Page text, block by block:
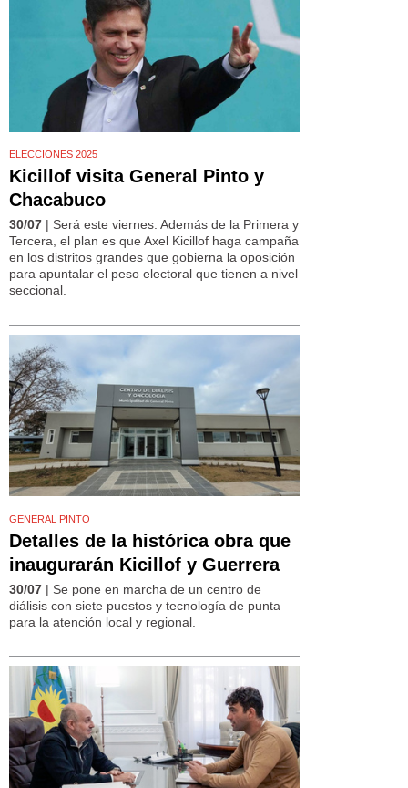
ELECCIONES 2025
Kicillof visita General Pinto y
Chacabuco
30/07 | Será este viernes. Además de la Primera y
Tercera, el plan es que Axel Kicillof haga campaña
en los distritos grandes que gobierna la oposición
para apuntalar el peso electoral que tienen a nivel
seccional.
GENERAL PINTO
Detalles de la histórica obra que
inaugurarán Kicillof y Guerrera
30/07 | Se pone en marcha de un centro de
diálisis con siete puestos y tecnología de punta
para la atención local y regional.